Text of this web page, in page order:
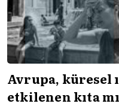
Avrupa, küresel
etkilenen kıta